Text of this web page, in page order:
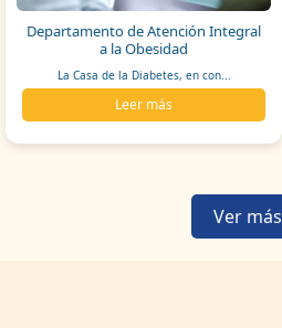
Departamento de Atención Integral
a la Obesidad
La Casa de la Diabetes, en con...
Leer más
Ver más